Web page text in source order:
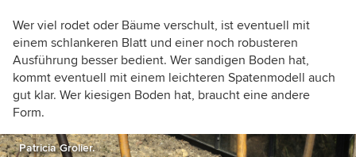
Wer viel rodet oder Bäume verschult, ist eventuell mit
einem schlankeren Blatt und einer noch robusteren
Ausführung besser bedient. Wer sandigen Boden hat,
kommt eventuell mit einem leichteren Spatenmodell auch
gut klar. Wer kiesigen Boden hat, braucht eine andere
Form.
Patricia Grolier.